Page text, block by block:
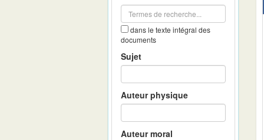
dans le texte intégral des
documents
Sujet
Auteur physique
Auteur moral